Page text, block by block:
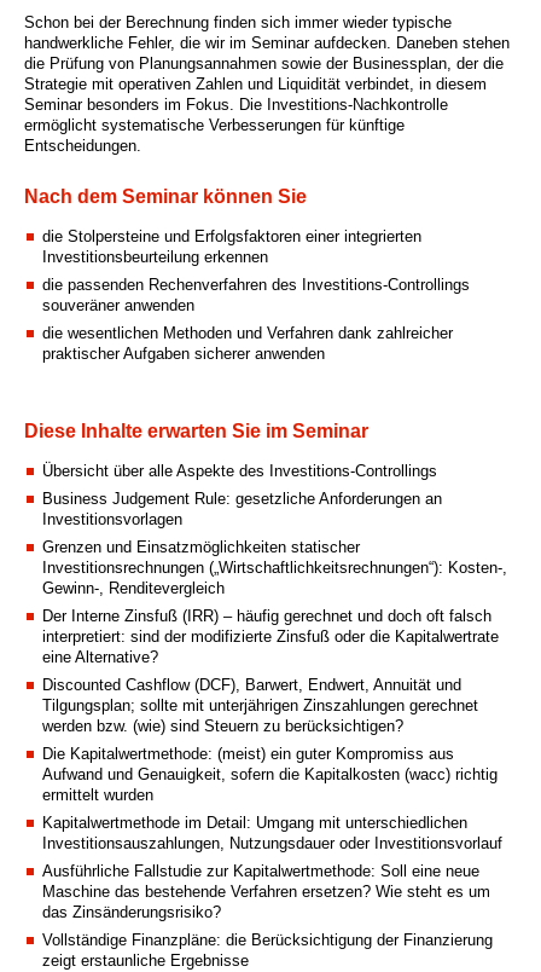
Schon bei der Berechnung finden sich immer wieder typische
handwerkliche Fehler, die wir im Seminar aufdecken. Daneben stehen
die Prüfung von Planungsannahmen sowie der Businessplan, der die
Strategie mit operativen Zahlen und Liquidität verbindet, in diesem
Seminar besonders im Fokus. Die Investitions-Nachkontrolle
ermöglicht systematische Verbesserungen für künftige
Entscheidungen.
Nach dem Seminar können Sie
die Stolpersteine und Erfolgsfaktoren einer integrierten
Investitionsbeurteilung erkennen
die passenden Rechenverfahren des Investitions-Controllings
souveräner anwenden
die wesentlichen Methoden und Verfahren dank zahlreicher
praktischer Aufgaben sicherer anwenden
Diese Inhalte erwarten Sie im Seminar
Übersicht über alle Aspekte des Investitions-Controllings
Business Judgement Rule: gesetzliche Anforderungen an
Investitionsvorlagen
Grenzen und Einsatzmöglichkeiten statischer
Investitionsrechnungen („Wirtschaftlichkeitsrechnungen“): Kosten-,
Gewinn-, Renditevergleich
Der Interne Zinsfuß (IRR) – häufig gerechnet und doch oft falsch
interpretiert: sind der modifizierte Zinsfuß oder die Kapitalwertrate
eine Alternative?
Discounted Cashflow (DCF), Barwert, Endwert, Annuität und
Tilgungsplan; sollte mit unterjährigen Zinszahlungen gerechnet
werden bzw. (wie) sind Steuern zu berücksichtigen?
Die Kapitalwertmethode: (meist) ein guter Kompromiss aus
Aufwand und Genauigkeit, sofern die Kapitalkosten (wacc) richtig
ermittelt wurden
Kapitalwertmethode im Detail: Umgang mit unterschiedlichen
Investitionsauszahlungen, Nutzungsdauer oder Investitionsvorlauf
Ausführliche Fallstudie zur Kapitalwertmethode: Soll eine neue
Maschine das bestehende Verfahren ersetzen? Wie steht es um
das Zinsänderungsrisiko?
Vollständige Finanzpläne: die Berücksichtigung der Finanzierung
zeigt erstaunliche Ergebnisse